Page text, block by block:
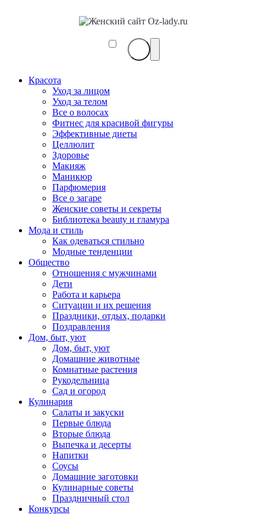
Красота
Уход за лицом
Уход за телом
Все о волосах
Фитнес для красивой фигуры
Эффективные диеты
Целлюлит
Здоровье
Макияж
Маникюр
Парфюмерия
Все о загаре
Женские советы и секреты
Библиотека beauty и гламура
Мода и стиль
Как одеваться стильно
Модные тенденции
Общество
Отношения с мужчинами
Дети
Работа и карьера
Ситуации и их решения
Праздники, отдых, подарки
Поздравления
Дом, быт, уют
Дом, быт, уют
Домашние животные
Комнатные растения
Рукодельница
Сад и огород
Кулинария
Салаты и закуски
Первые блюда
Вторые блюда
Выпечка и десерты
Напитки
Соусы
Домашние заготовки
Кулинарные советы
Праздничный стол
Конкурсы